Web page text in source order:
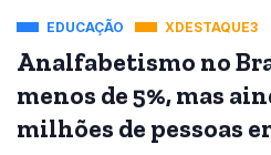
EDUCAÇÃO XDESTAQUE3
Analfabetismo no
menos de 5%, mas
milhões de pessoas